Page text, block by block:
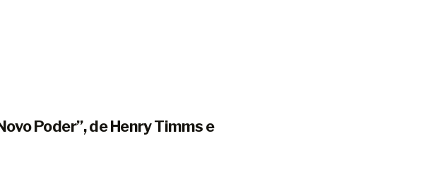
Poder”, de Henry Timms e